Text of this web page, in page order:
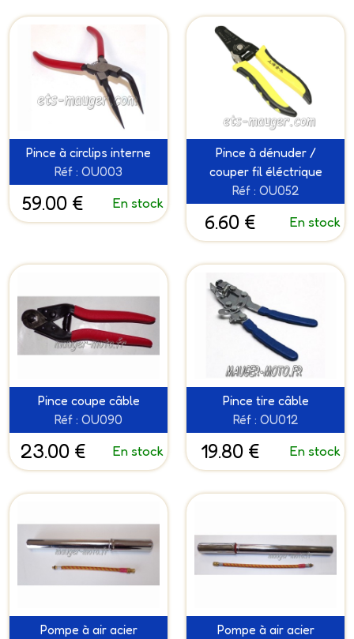
Pince à circlips interne
Réf : OU003
59.00 € En stock
Pince à dénuder /
couper fil éléctrique
Réf : OU052
6.60 € En stock
Pince coupe câble
Réf : OU090
23.00 € En stock
Pince tire câble
Réf : OU012
19.80 € En stock
Pompe à air acier
Pompe à air acier